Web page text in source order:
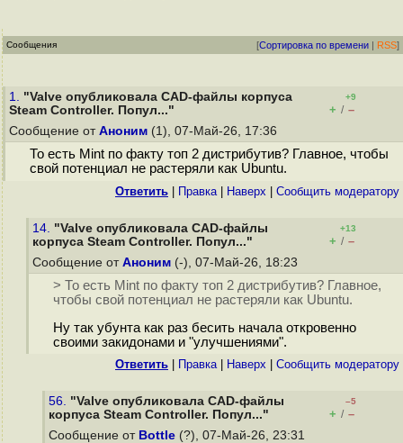
Сообщения [Сортировка по времени | RSS]
1. "Valve опубликовала CAD-файлы корпуса
Steam Controller. Попул..."
+9
+ / –
Сообщение от Аноним (1), 07-Май-26, 17:36
То есть Mint по факту топ 2 дистрибутив? Главное, чтобы
свой потенциал не растеряли как Ubuntu.
Ответить Правка| Наверх Cообщить модератору
14. "Valve опубликовала CAD-файлы
корпуса Steam Controller. Попул..."
+13
+ / –
Сообщение от Аноним (-), 07-Май-26, 18:23
> То есть Mint по факту топ 2 дистрибутив? Главное,
чтобы свой потенциал не растеряли как Ubuntu.
Ну так убунта как раз бесить начала откровенно
своими закидонами и "улучшениями".
Ответить Правка| Наверх Cообщить модератору
56. "Valve опубликовала CAD-файлы
корпуса Steam Controller. Попул..."
–5
+ / –
Сообщение от Bottle (?), 07-Май-26, 23:31